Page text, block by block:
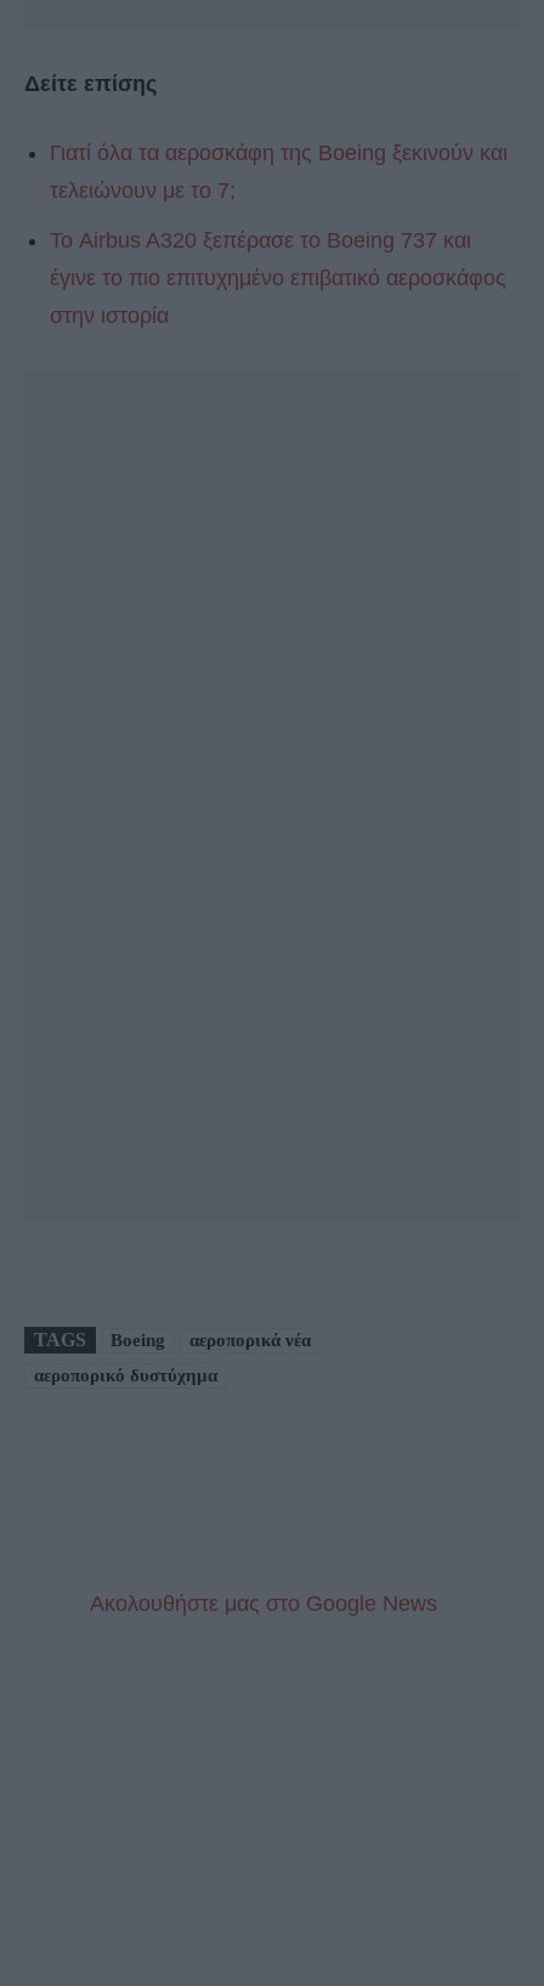
Δείτε επίσης
Γιατί όλα τα αεροσκάφη της Boeing ξεκινούν και
τελειώνουν με το 7;
Το Airbus A320 ξεπέρασε το Boeing 737 και
έγινε το πιο επιτυχημένο επιβατικό αεροσκάφος
στην ιστορία
TAGS Boeing
αεροπορικά νέα
αεροπορικό δυστύχημα
Aκολουθήστε μας στo Google News